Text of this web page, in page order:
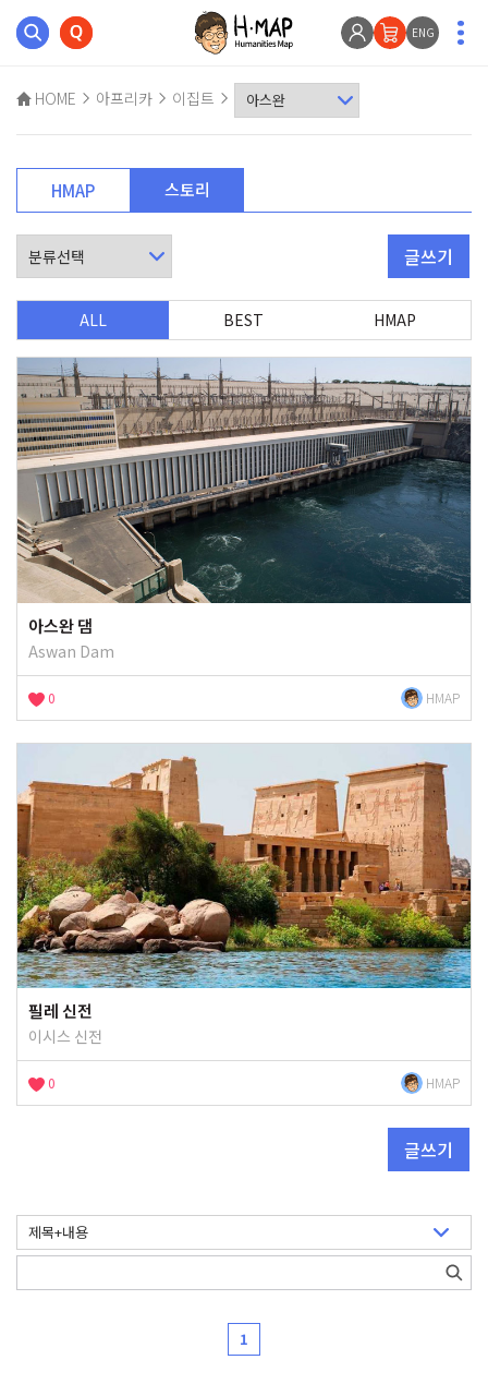
ENG
HOME 아프리카 이집트
HMAP 스토리
글쓰기
ALL BEST HMAP
아스완 댐
Aswan Dam
0 HMAP
필레 신전
이시스 신전
0 HMAP
글쓰기
1